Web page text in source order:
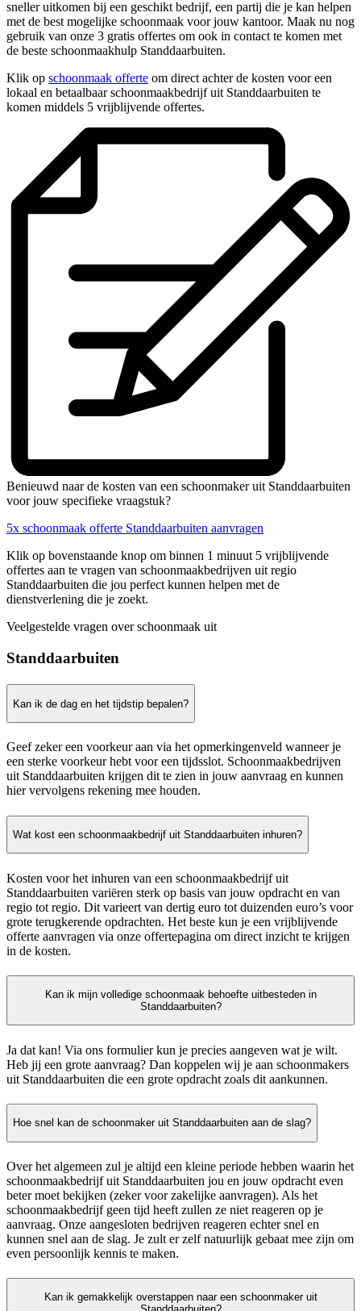
sneller uitkomen bij een geschikt bedrijf, een partij die je kan helpen
met de best mogelijke schoonmaak voor jouw kantoor. Maak nu nog
gebruik van onze 3 gratis offertes om ook in contact te komen met
de beste schoonmaakhulp Standdaarbuiten.
Klik op schoonmaak offerte om direct achter de kosten voor een
lokaal en betaalbaar schoonmaakbedrijf uit Standdaarbuiten te
komen middels 5 vrijblijvende offertes.
Benieuwd naar de kosten van een schoonmaker uit Standdaarbuiten
voor jouw specifieke vraagstuk?
5x schoonmaak offerte Standdaarbuiten aanvragen
Klik op bovenstaande knop om binnen 1 minuut 5 vrijblijvende
offertes aan te vragen van schoonmaakbedrijven uit regio
Standdaarbuiten die jou perfect kunnen helpen met de
dienstverlening die je zoekt.
Veelgestelde vragen over schoonmaak uit
Standdaarbuiten
Kan ik de dag en het tijdstip bepalen?
Geef zeker een voorkeur aan via het opmerkingenveld wanneer je
een sterke voorkeur hebt voor een tijdsslot. Schoonmaakbedrijven
uit Standdaarbuiten krijgen dit te zien in jouw aanvraag en kunnen
hier vervolgens rekening mee houden.
Wat kost een schoonmaakbedrijf uit Standdaarbuiten inhuren?
Kosten voor het inhuren van een schoonmaakbedrijf uit
Standdaarbuiten variëren sterk op basis van jouw opdracht en van
regio tot regio. Dit varieert van dertig euro tot duizenden euro’s voor
grote terugkerende opdrachten. Het beste kun je een vrijblijvende
offerte aanvragen via onze offertepagina om direct inzicht te krijgen
in de kosten.
Kan ik mijn volledige schoonmaak behoefte uitbesteden in
Standdaarbuiten?
Ja dat kan! Via ons formulier kun je precies aangeven wat je wilt.
Heb jij een grote aanvraag? Dan koppelen wij je aan schoonmakers
uit Standdaarbuiten die een grote opdracht zoals dit aankunnen.
Hoe snel kan de schoonmaker uit Standdaarbuiten aan de slag?
Over het algemeen zul je altijd een kleine periode hebben waarin het
schoonmaakbedrijf uit Standdaarbuiten jou en jouw opdracht even
beter moet bekijken (zeker voor zakelijke aanvragen). Als het
schoonmaakbedrijf geen tijd heeft zullen ze niet reageren op je
aanvraag. Onze aangesloten bedrijven reageren echter snel en
kunnen snel aan de slag. Je zult er zelf natuurlijk gebaat mee zijn om
even persoonlijk kennis te maken.
Kan ik gemakkelijk overstappen naar een schoonmaker uit